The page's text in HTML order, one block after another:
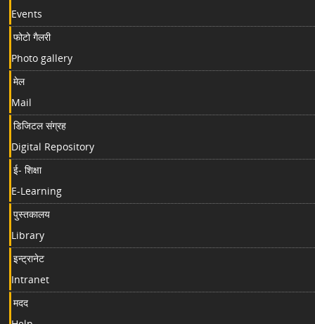
Events
फोटो गैलरी
Photo gallery
मेल
Mail
डिजिटल संग्रह
Digital Repository
ई- शिक्षा
E-Learning
पुस्तकालय
Library
इन्ट्रानेट
Intranet
मदद